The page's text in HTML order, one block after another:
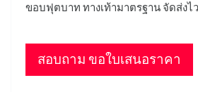
ขอบฟุตบาท ทางเท้ามาตรฐาน จัดส่งไ
สอบถาม ขอใบเสนอราคา